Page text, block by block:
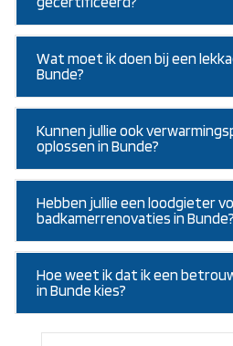
Wat moet ik doen bij een
Bunde?
Kunnen jullie ook
oplossen in Bunde?
Hebben jullie een loodgieter
badkamerrenovaties in Bunde?
Hoe weet ik dat ik een
in Bunde kies?